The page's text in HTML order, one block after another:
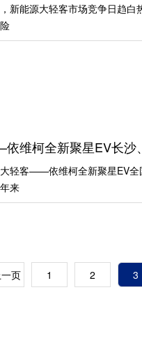
新能源大轻客市场竞争日趋
维柯全新聚星EV长
轻客——依维柯全新聚星EV
来
页 1 2 3